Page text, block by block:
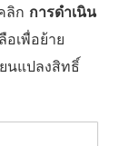
ลิก การดำเนิน
เพื่อย้าย
นแปลงสิทธิ์